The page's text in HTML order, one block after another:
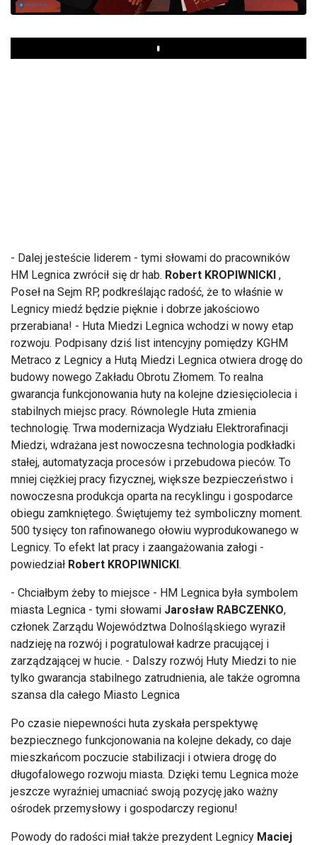
Play
- Dalej jesteście liderem - tymi słowami do pracowników
HM Legnica zwrócił się dr hab. Robert KROPIWNICKI ,
Poseł na Sejm RP, podkreślając radość, że to właśnie w
Legnicy miedź będzie pięknie i dobrze jakościowo
przerabiana! - Huta Miedzi Legnica wchodzi w nowy etap
rozwoju. Podpisany dziś list intencyjny pomiędzy KGHM
Metraco z Legnicy a Hutą Miedzi Legnica otwiera drogę do
budowy nowego Zakładu Obrotu Złomem. To realna
gwarancja funkcjonowania huty na kolejne dziesięciolecia i
stabilnych miejsc pracy. Równolegle Huta zmienia
technologię. Trwa modernizacja Wydziału Elektrorafinacji
Miedzi, wdrażana jest nowoczesna technologia podkładki
stałej, automatyzacja procesów i przebudowa pieców. To
mniej ciężkiej pracy fizycznej, większe bezpieczeństwo i
nowoczesna produkcja oparta na recyklingu i gospodarce
obiegu zamkniętego. Świętujemy też symboliczny moment.
500 tysięcy ton rafinowanego ołowiu wyprodukowanego w
Legnicy. To efekt lat pracy i zaangażowania załogi -
powiedział Robert KROPIWNICKI .
- Chciałbym żeby to miejsce - HM Legnica była symbolem
miasta Legnica - tymi słowami Jarosław RABCZENKO,
członek Zarządu Województwa Dolnośląskiego wyraził
nadzieję na rozwój i pogratulował kadrze pracującej i
zarządzającej w hucie. - Dalszy rozwój Huty Miedzi to nie
tylko gwarancja stabilnego zatrudnienia, ale także ogromna
szansa dla całego Miasto Legnica
Po czasie niepewności huta zyskała perspektywę
bezpiecznego funkcjonowania na kolejne dekady, co daje
mieszkańcom poczucie stabilizacji i otwiera drogę do
długofalowego rozwoju miasta. Dzięki temu Legnica może
jeszcze wyraźniej umacniać swoją pozycję jako ważny
ośrodek przemysłowy i gospodarczy regionu!
Powody do radości miał także prezydent Legnicy Maciej